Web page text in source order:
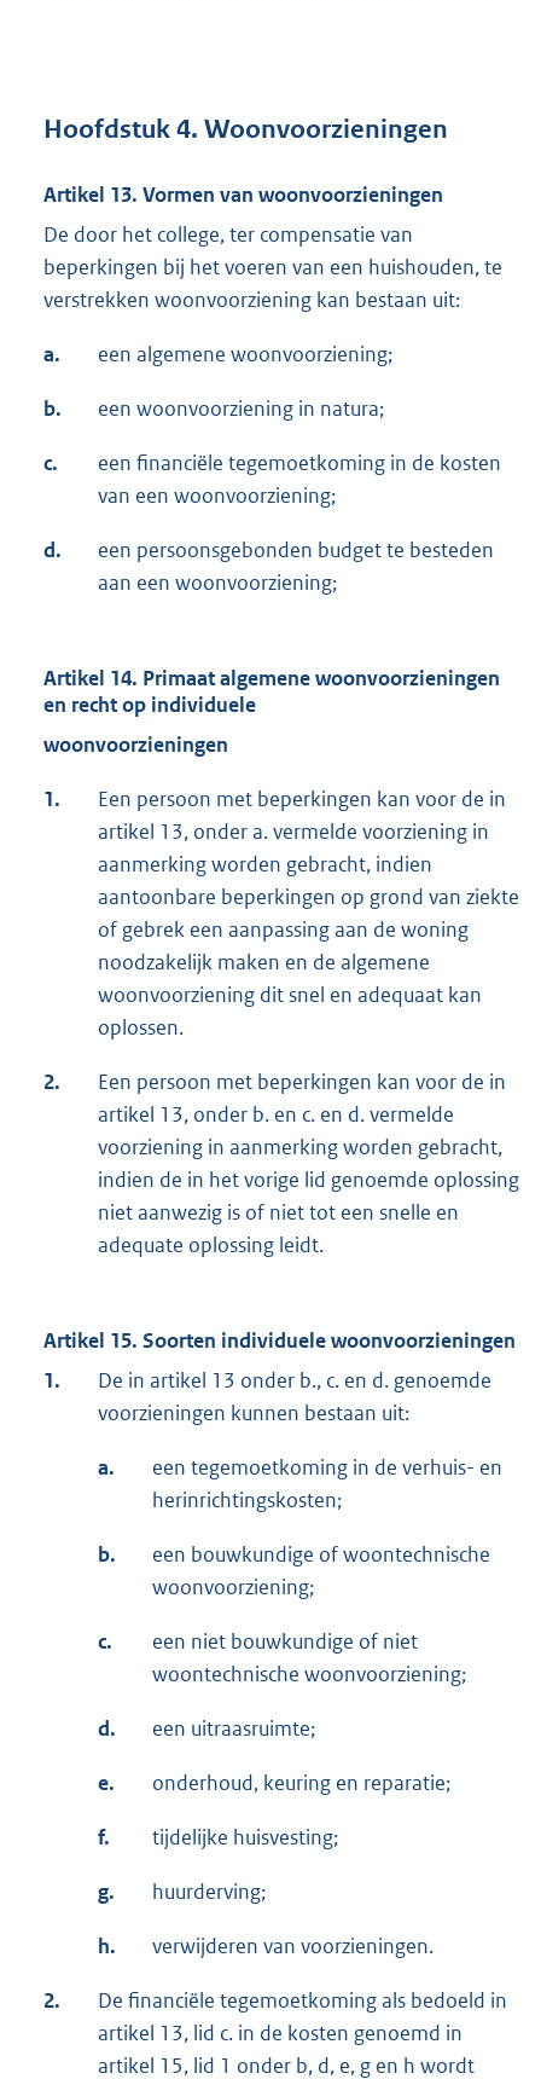
Hoofdstuk 4. Woonvoorzieningen
Artikel 13. Vormen van woonvoorzieningen
De door het college, ter compensatie van
beperkingen bij het voeren van een huishouden, te
verstrekken woonvoorziening kan bestaan uit:
a. een algemene woonvoorziening;
b. een woonvoorziening in natura;
c.
een financiële tegemoetkoming in de kosten
van een woonvoorziening;
d.
een persoonsgebonden budget te besteden
aan een woonvoorziening;
Artikel 14. Primaat algemene woonvoorzieningen
en recht op individuele
woonvoorzieningen
1.
Een persoon met beperkingen kan voor de in
artikel 13, onder a. vermelde voorziening in
aanmerking worden gebracht, indien
aantoonbare beperkingen op grond van ziekte
of gebrek een aanpassing aan de woning
noodzakelijk maken en de algemene
woonvoorziening dit snel en adequaat kan
oplossen.
2.
Een persoon met beperkingen kan voor de in
artikel 13, onder b. en c. en d. vermelde
voorziening in aanmerking worden gebracht,
indien de in het vorige lid genoemde oplossing
niet aanwezig is of niet tot een snelle en
adequate oplossing leidt.
Artikel 15. Soorten individuele woonvoorzieningen
1.
De in artikel 13 onder b., c. en d. genoemde
voorzieningen kunnen bestaan uit:
a.
een tegemoetkoming in de verhuis- en
herinrichtingskosten;
b.
een bouwkundige of woontechnische
woonvoorziening;
c.
een niet bouwkundige of niet
woontechnische woonvoorziening;
d. een uitraasruimte;
e. onderhoud, keuring en reparatie;
f. tijdelijke huisvesting;
g. huurderving;
h. verwijderen van voorzieningen.
2.
De financiële tegemoetkoming als bedoeld in
artikel 13, lid c. in de kosten genoemd in
artikel 15, lid 1 onder b, d, e, g en h wordt